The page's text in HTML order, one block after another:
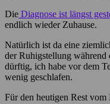
Die Diagnose ist längst
endlich wieder Zuhause.
Natürlich ist da eine
der Ruhigstellung
dürftig, ich habe vor dem
wenig geschlafen.
Für den heutigen Rest